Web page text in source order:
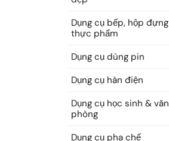
Dụng cụ bếp, hộp đựng
thực phẩm
Dụng cụ dùng pin
Dụng cụ hàn điện
Dụng cụ học sinh & văn
phòng
Dụng cụ pha chế